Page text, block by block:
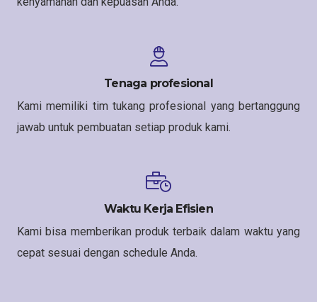
Tenaga profesional
Kami memiliki tim tukang profesional yang bertanggung
jawab untuk pembuatan setiap produk kami.
Waktu Kerja Efisien
Kami bisa memberikan produk terbaik dalam waktu yang
cepat sesuai dengan schedule Anda.